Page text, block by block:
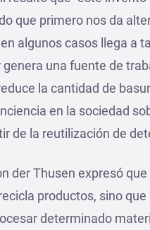
que primero nos da
algunos casos llega a
una fuente de
la cantidad de
en la sociedad
de la reutilización de
der Thusen expresó
productos, sino que
determinado